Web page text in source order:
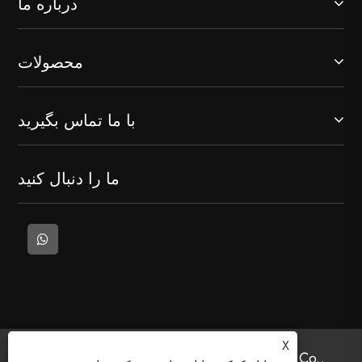
محصولات
با ما تماس بگیرید
ما را دنبال کنید
X